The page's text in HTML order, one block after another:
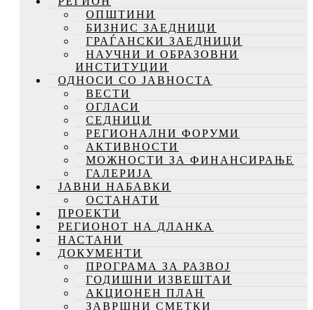
ОПШТИНИ
БИЗНИС ЗАЕДНИЦИ
ГРАЃАНСКИ ЗАЕДНИЦИ
НАУЧНИ И ОБРАЗОВНИ
ИНСТИТУЦИИ
ОДНОСИ СО ЈАВНОСТА
ВЕСТИ
ОГЛАСИ
СЕДНИЦИ
РЕГИОНАЛНИ ФОРУМИ
АКТИВНОСТИ
МОЖНОСТИ ЗА ФИНАНСИРАЊЕ
ГАЛЕРИЈА
ЈАВНИ НАБАВКИ
ОСТАНАТИ
ПРОЕКТИ
РЕГИОНОТ НА ДЛАНКА
НАСТАНИ
ДОКУМЕНТИ
ПРОГРАМА ЗА РАЗВОЈ
ГОДИШНИ ИЗВЕШТАИ
АКЦИОНЕН ПЛАН
ЗАВРШНИ СМЕТКИ